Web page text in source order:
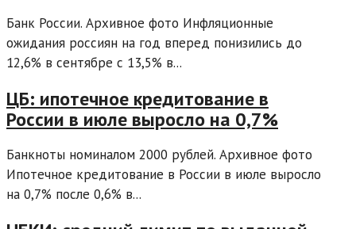
Банк России. Архивное фото Инфляционные
ожидания россиян на год вперед понизились до
12,6% в сентябре с 13,5% в...
ЦБ: ипотечное кредитование в
России в июле выросло на 0,7%
Банкноты номиналом 2000 рублей. Архивное фото
Ипотечное кредитование в России в июле выросло
на 0,7% после 0,6% в...